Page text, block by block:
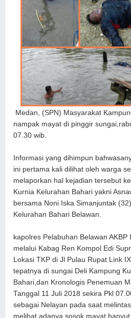
Medan, (SPN) Masyarakat
nampak mayat di pinggir
07.30 wib.
Informasi yang dihimpun
ini pertama kali dilihat oleh warga
melaporkan hal kejadian tersebut
Kurnia Kelurahan Bahari yakni
bersama Noni Iska Simanjuntak
Kelurahan Bahari Belawan.
kapolres Pelabuhan Belawan AKBP
melalui Kabag Ren Kompol Edi
Lokasi TKP di Jl Pulau Rupat Link
tepatnya di sungai Deli Kampung
Bahari,dan Kronologis Penemuan
Tanggal 11 Juli 2018 sekira Pkl
sebagai Nelayan pada saat
melihat adanya sosok mayat